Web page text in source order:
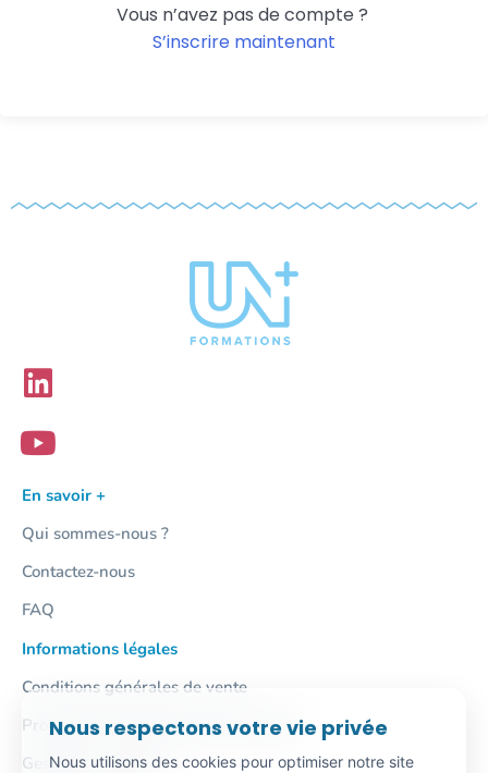
Vous n’avez pas de compte ?
S’inscrire maintenant
En savoir +
Qui sommes-nous ?
Contactez-nous
FAQ
Informations légales
Conditions générales de vente
Protection des données personnelles
Gestion des cookies
Nous respectons votre vie privée
Nous utilisons des cookies pour optimiser notre site